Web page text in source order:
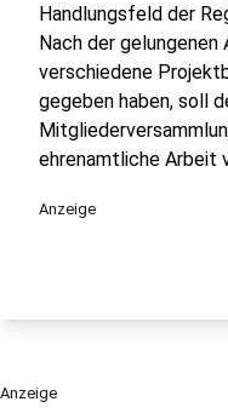
Handlungsfeld der
Nach der
verschiedene
gegeben haben, soll
ehrenamtliche Arbeit
Anzeige
Anzeige